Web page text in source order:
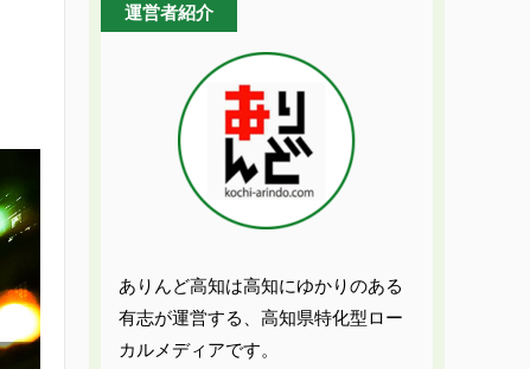
運営者紹介
ありんど高知は高知にゆかりのある
有志が運営する、高知県特化型ロー
カルメディアです。